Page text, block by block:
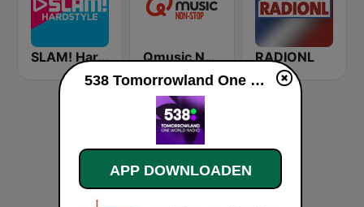
SLAM! Hardstyle Qmusic Nonstop RADIONL
538 Tomorrowland One World Radio live luisteren
APP DOWNLOADEN